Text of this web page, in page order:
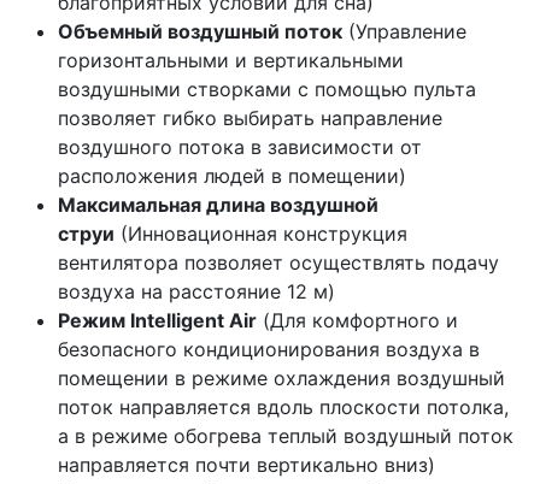
Объемный воздушный поток (Управление
горизонтальными и вертикальными
воздушными створками с помощью пульта
позволяет гибко выбирать направление
воздушного потока в зависимости от
расположения людей в помещении)
Максимальная длина воздушной
струи (Инновационная конструкция
вентилятора позволяет осуществлять подачу
воздуха на расстояние 12 м)
Режим Intelligent Air (Для комфортного и
безопасного кондиционирования воздуха в
помещении в режиме охлаждения воздушный
поток направляется вдоль плоскости потолка,
а в режиме обогрева теплый воздушный поток
направляется почти вертикально вниз)